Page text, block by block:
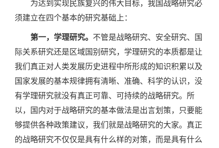
为达到实现民族复兴的伟大目标，我国战略研究必
须建立在四个基本的研究基础上：
第一，学理研究。 不管是战略研究、安全研究、国
际关系研究还是区域国别研究，学理研究的本质都是让
我们真正对人类发展历史进程中所形成的知识积累以及
国家发展的基本规律拥有清晰、准确、科学的认识，没
有学理研究就没有真正可靠、可持续的战略研究。所
以，国内对于战略研究的基本做法是出言划策，只要能
够提供各种政策建议，我们就是战略研究的大家。真正
的战略研究不仅仅是具有什么样的对策，而是具有什么